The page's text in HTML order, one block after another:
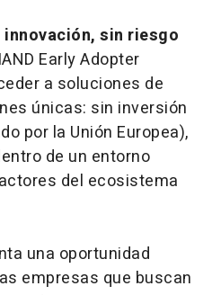
innovación, sin riesgo
Early Adopter
a soluciones de
únicas: sin inversión
por la Unión Europea),
de un entorno
del ecosistema
una oportunidad
empresas que buscan